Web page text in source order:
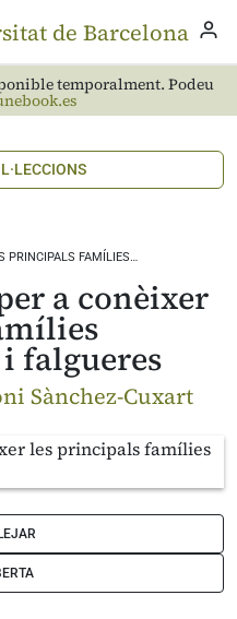
temporalment. Podeu
PRINCIPALS FAMÍLIES…
a conèixer
i falgueres
Sànchez-Cuxart